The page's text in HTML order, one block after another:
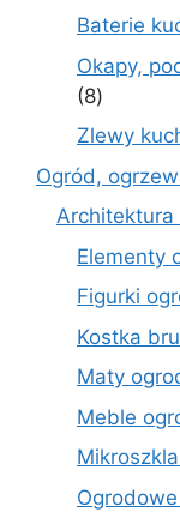
Baterie
Okapy,
88
Zlewy
Ogród,
Architektura
Elementy
Figurki
Kostka
Maty
Meble